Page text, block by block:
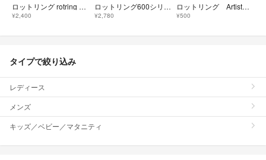
ロットリング rotring 600 シャープペンシル カモフラージュグリーン 0.5mm
¥2,400
ロットリング600シリーズ 製図用シャープペンシル 0.5mm パールホワイト
¥2,780
ロットリング ArtistColor 7色
¥500
タイプで絞り込み
レディース
メンズ
キッズ／ベビー／マタニティ